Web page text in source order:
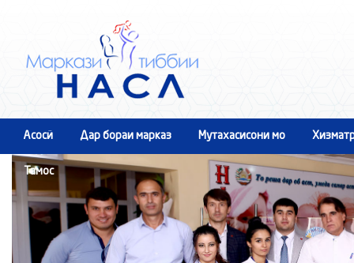
Асосӣ Дар бораи марказ Мутахасисони мо
Тамос